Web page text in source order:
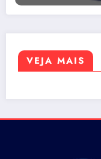
VEJA MAIS